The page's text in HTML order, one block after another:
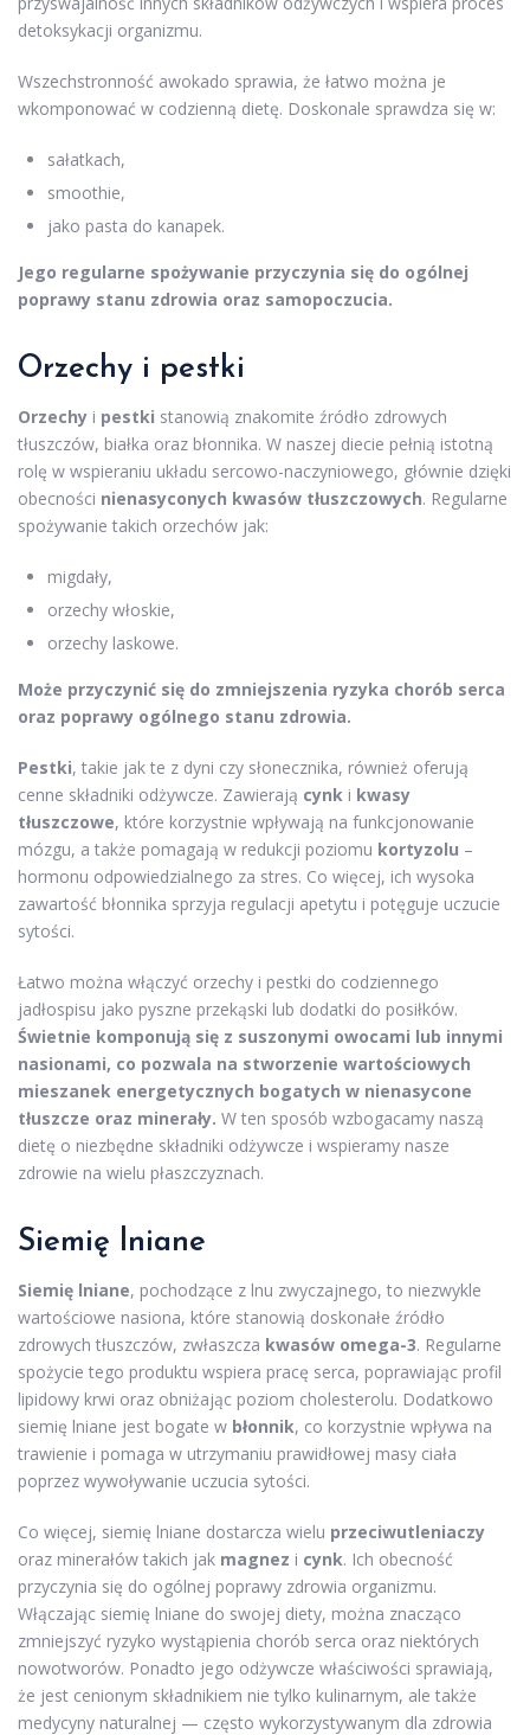
detoksykacji organizmu.
Wszechstronność awokado sprawia, że łatwo można je
wkomponować w codzienną dietę. Doskonale sprawdza się w:
sałatkach,
smoothie,
jako pasta do kanapek.
Jego regularne spożywanie przyczynia się do ogólnej
poprawy stanu zdrowia oraz samopoczucia.
Orzechy i pestki
Orzechy i pestki stanowią znakomite źródło zdrowych
tłuszczów, białka oraz błonnika. W naszej diecie pełnią istotną
rolę w wspieraniu układu sercowo-naczyniowego, głównie dzięki
obecności nienasyconych kwasów tłuszczowych. Regularne
spożywanie takich orzechów jak:
migdały,
orzechy włoskie,
orzechy laskowe.
Może przyczynić się do zmniejszenia ryzyka chorób serca
oraz poprawy ogólnego stanu zdrowia.
Pestki, takie jak te z dyni czy słonecznika, również oferują
cenne składniki odżywcze. Zawierają cynk i kwasy
tłuszczowe, które korzystnie wpływają na funkcjonowanie
mózgu, a także pomagają w redukcji poziomu kortyzolu –
hormonu odpowiedzialnego za stres. Co więcej, ich wysoka
zawartość błonnika sprzyja regulacji apetytu i potęguje uczucie
sytości.
Łatwo można włączyć orzechy i pestki do codziennego
jadłospisu jako pyszne przekąski lub dodatki do posiłków.
Świetnie komponują się z suszonymi owocami lub innymi
nasionami, co pozwala na stworzenie wartościowych
mieszanek energetycznych bogatych w nienasycone
tłuszcze oraz minerały. W ten sposób wzbogacamy naszą
dietę o niezbędne składniki odżywcze i wspieramy nasze
zdrowie na wielu płaszczyznach.
Siemię lniane
Siemię lniane, pochodzące z lnu zwyczajnego, to niezwykle
wartościowe nasiona, które stanowią doskonałe źródło
zdrowych tłuszczów, zwłaszcza kwasów omega-3. Regularne
spożycie tego produktu wspiera pracę serca, poprawiając profil
lipidowy krwi oraz obniżając poziom cholesterolu. Dodatkowo
siemię lniane jest bogate w błonnik, co korzystnie wpływa na
trawienie i pomaga w utrzymaniu prawidłowej masy ciała
poprzez wywoływanie uczucia sytości.
Co więcej, siemię lniane dostarcza wielu przeciwutleniaczy
oraz minerałów takich jak magnez i cynk. Ich obecność
przyczynia się do ogólnej poprawy zdrowia organizmu.
Włączając siemię lniane do swojej diety, można znacząco
zmniejszyć ryzyko wystąpienia chorób serca oraz niektórych
nowotworów. Ponadto jego odżywcze właściwości sprawiają,
że jest cenionym składnikiem nie tylko kulinarnym, ale także
medycyny naturalnej — często wykorzystywanym dla zdrowia